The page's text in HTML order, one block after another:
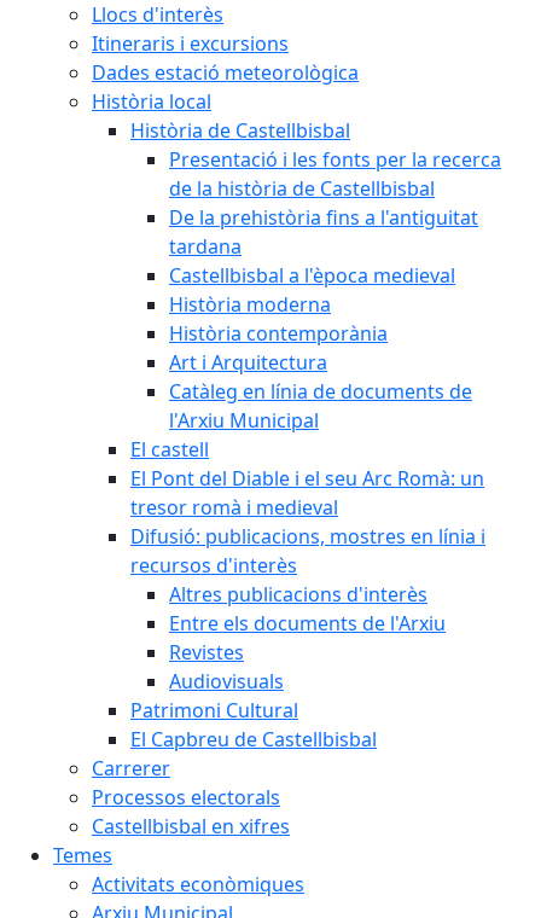
Llocs d'interès
Itineraris i excursions
Dades estació meteorològica
Història local
Història de Castellbisbal
Presentació i les fonts per la recerca
de la història de Castellbisbal
De la prehistòria fins a l'antiguitat
tardana
Castellbisbal a l'època medieval
Història moderna
Història contemporània
Art i Arquitectura
Catàleg en línia de documents de
l'Arxiu Municipal
El castell
El Pont del Diable i el seu Arc Romà: un
tresor romà i medieval
Difusió: publicacions, mostres en línia i
recursos d'interès
Altres publicacions d'interès
Entre els documents de l'Arxiu
Revistes
Audiovisuals
Patrimoni Cultural
El Capbreu de Castellbisbal
Carrerer
Processos electorals
Castellbisbal en xifres
Temes
Activitats econòmiques